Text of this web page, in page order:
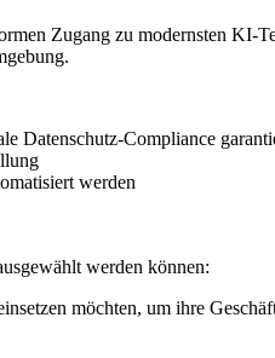
Zugang zu modernsten KI-
Datenschutz-Compliance
werden
werden können:
möchten, um ihre